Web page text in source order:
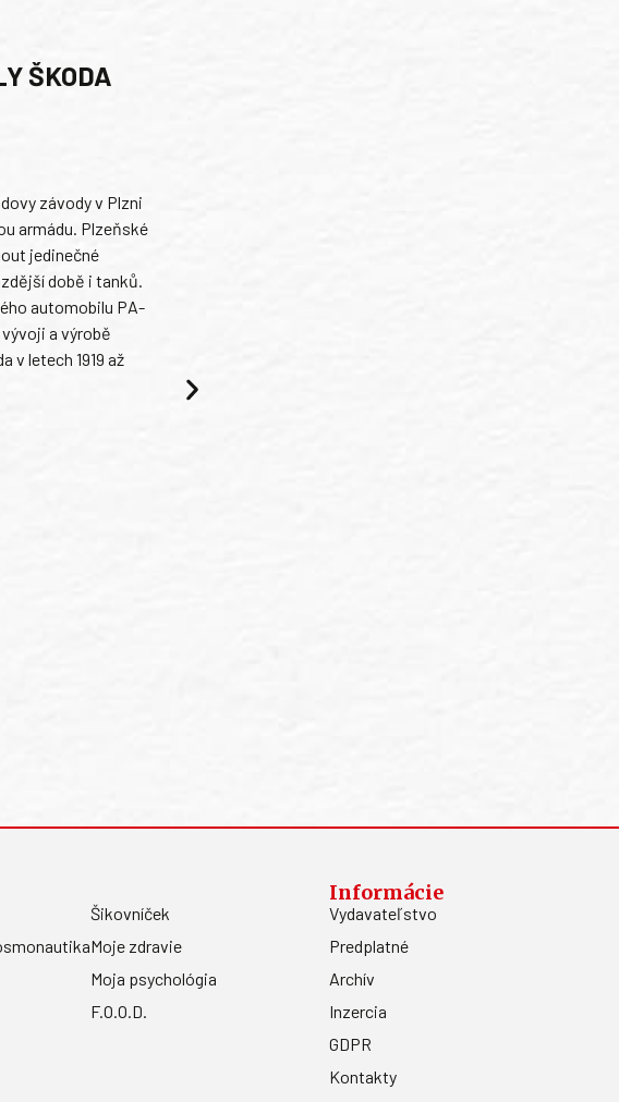
ŠKODA
závody v Plzni
armádu. Plzeňské
jedinečné
době i tanků.
automobilu PA-
a výrobě
v letech 1919 až
Šikovníček
Moje zdravie
Moja psychológia
F.O.O.D.
Informácie
Vydavateľstvo
Predplatné
Archív
Inzercia
GDPR
Kontakty